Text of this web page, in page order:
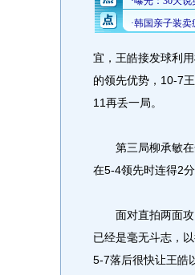
宜，王皓接发球利
的领先优势，10-7
11再丢一局。
第三局柳承敏在
在5-4领先时连得2
面对直拍两面攻
已经是毫无斗志，
5-7落后很快让王皓